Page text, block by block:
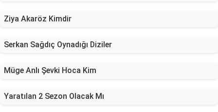
Ziya Akaröz Kimdir
Serkan Sağdıç Oynadığı Diziler
Müge Anlı Şevki Hoca Kim
Yaratılan 2 Sezon Olacak Mı